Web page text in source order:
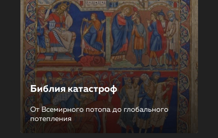
Библия катастроф
От Всемирного потопа до глобального
потепления